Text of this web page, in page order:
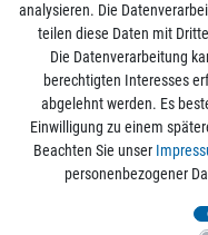
Mein Konto
Informationen
Rechtliche Angaben
analysieren. Die
teilen diese Daten mit
Die Datenverarbeitung
berechtigten Interesses
abgelehnt werden. Es
Einwilligung zu einem
Beachten Sie unser
personenbezogener